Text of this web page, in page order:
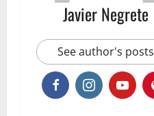
Javier Negrete
See author's posts